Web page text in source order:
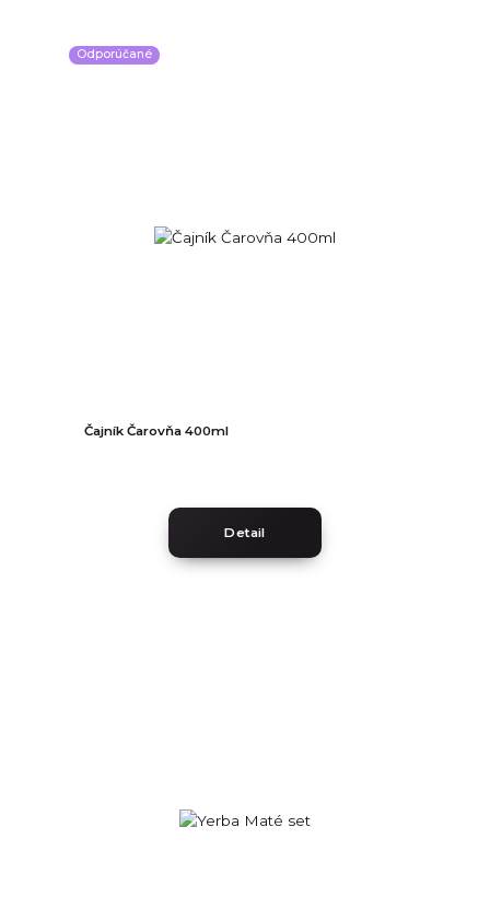
Odporúčané
Čajník Čarovňa 400ml
Detail